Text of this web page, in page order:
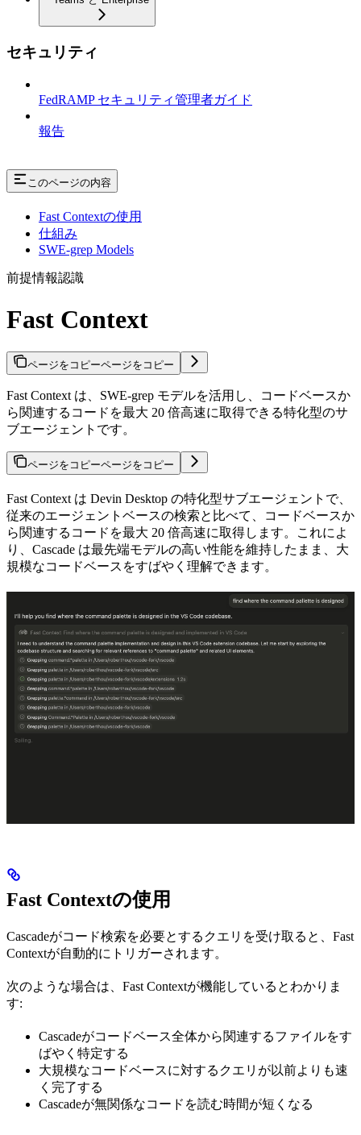
セキュリティ
FedRAMP セキュリティ管理者ガイド
報告
このページの内容
Fast Contextの使用
仕組み
SWE-grep Models
前提情報認識
Fast Context
ページをコピーページをコピー
Fast Context は、SWE-grep モデルを活用し、コードベースか
ら関連するコードを最大 20 倍高速に取得できる特化型のサ
ブエージェントです。
ページをコピーページをコピー
Fast Context は Devin Desktop の特化型サブエージェントで、
従来のエージェントベースの検索と比べて、コードベースか
ら関連するコードを最大 20 倍高速に取得します。これによ
り、Cascade は最先端モデルの高い性能を維持したまま、大
規模なコードベースをすばやく理解できます。
Fast Contextの使用
Cascadeがコード検索を必要とするクエリを受け取ると、Fast
Contextが自動的にトリガーされます。
次のような場合は、Fast Contextが機能しているとわかりま
す:
Cascadeがコードベース全体から関連するファイルをす
ばやく特定する
大規模なコードベースに対するクエリが以前よりも速
く完了する
Cascadeが無関係なコードを読む時間が短くなる